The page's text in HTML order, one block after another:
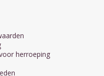
herroeping